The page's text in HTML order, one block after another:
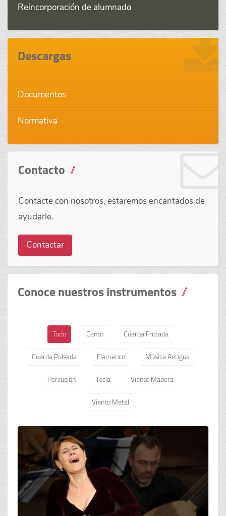
Reincorporación de alumnado
Descargas
Documentos
Normativa
Contacto
Contacte con nosotros, estaremos encantados de
ayudarle.
Contactar
Conoce nuestros instrumentos
Todo Canto
Cuerda Frotada
Cuerda Pulsada
Flamenco
Música Antigua
Percusión
Tecla
Viento Madera
Viento Metal